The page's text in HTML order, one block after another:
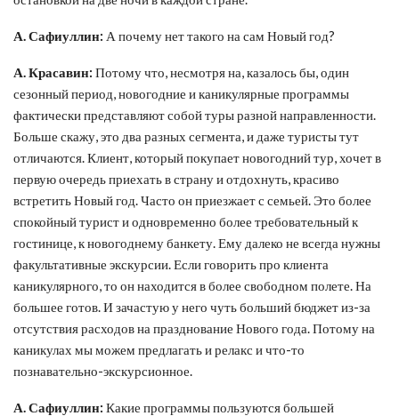
А. Сафиуллин: А почему нет такого на сам Новый год?
А. Красавин: Потому что, несмотря на, казалось бы, один
сезонный период, новогодние и каникулярные программы
фактически представляют собой туры разной направленности.
Больше скажу, это два разных сегмента, и даже туристы тут
отличаются. Клиент, который покупает новогодний тур, хочет в
первую очередь приехать в страну и отдохнуть, красиво
встретить Новый год. Часто он приезжает с семьей. Это более
спокойный турист и одновременно более требовательный к
гостинице, к новогоднему банкету. Ему далеко не всегда нужны
факультативные экскурсии. Если говорить про клиента
каникулярного, то он находится в более свободном полете. На
большее готов. И зачастую у него чуть больший бюджет из-за
отсутствия расходов на празднование Нового года. Потому на
каникулах мы можем предлагать и релакс и что-то
познавательно-экскурсионное.
А. Сафиуллин: Какие программы пользуются большей